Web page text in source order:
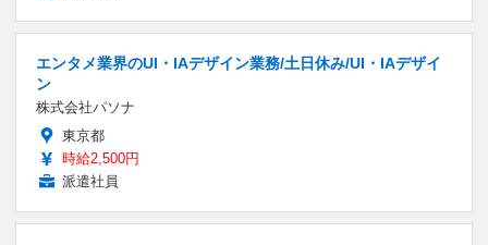
エンタメ業界のUI・IAデザイン業務/土日休み/UI・IAデザイ
ン
株式会社パソナ
東京都
時給2,500円
派遣社員